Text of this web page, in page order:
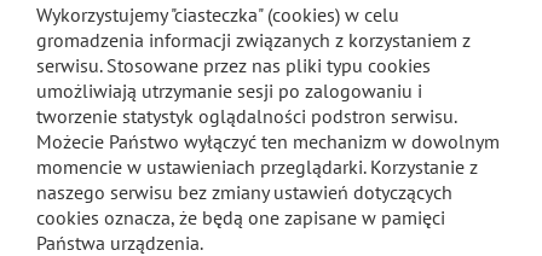
Wykorzystujemy "ciasteczka" (cookies) w celu
gromadzenia informacji związanych z korzystaniem z
serwisu. Stosowane przez nas pliki typu cookies
umożliwiają utrzymanie sesji po zalogowaniu i
tworzenie statystyk oglądalności podstron serwisu.
Możecie Państwo wyłączyć ten mechanizm w dowolnym
momencie w ustawieniach przeglądarki. Korzystanie z
naszego serwisu bez zmiany ustawień dotyczących
cookies oznacza, że będą one zapisane w pamięci
Państwa urządzenia.